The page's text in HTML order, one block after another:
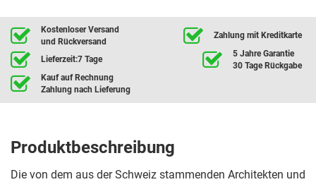
Kostenloser Versand
und Rückversand
Zahlung mit Kreditkarte
Lieferzeit:7 Tage
5 Jahre Garantie
30 Tage Rückgabe
Kauf auf Rechnung
Zahlung nach Lieferung
Produktbeschreibung
Die von dem aus der Schweiz stammenden Architekten und